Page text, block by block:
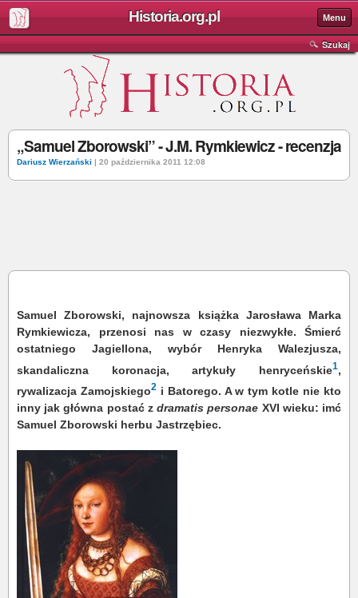
Historia.org.pl Menu
Szukaj
„Samuel Zborowski” - J.M. Rymkiewicz - recenzja
Dariusz Wierzański | 20 października 2011 12:08
Samuel Zborowski, najnowsza książka Jarosława Marka
Rymkiewicza, przenosi nas w czasy niezwykłe. Śmierć
ostatniego Jagiellona, wybór Henryka Walezjusza,
skandaliczna koronacja, artykuły henryceńskie1,
rywalizacja Zamojskiego2i Batorego. A w tym kotle nie kto
inny jak główna postać zdramatis personae XVI wieku: imć
Samuel Zborowski herbu Jastrzębiec.